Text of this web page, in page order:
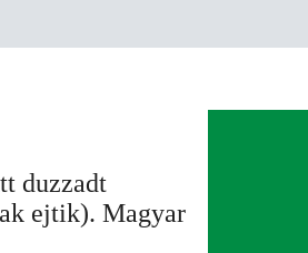
duzzadt
ejtik). Magyar